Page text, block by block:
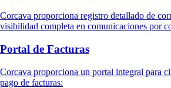
Corcava proporciona registro detallado de
visibilidad completa en comunicaciones por
Portal de Facturas
Corcava proporciona un portal integral para
pago de facturas: